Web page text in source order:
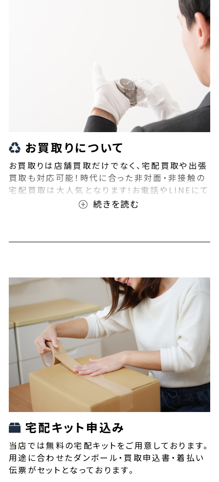
お買取りについて
お買取りは店舗買取だけでなく、宅配買取や出張
買取も対応可能！時代に合った非対面・非接触の
宅配買取は大人気となります!お電話やLINEにて
事前査定が可能となっております！また無料の宅
宅配キット申込み
当店では無料の宅配キットをご用意しております。
用途に合わせたダンボール・買取申込書・着払い
伝票がセットとなっております。